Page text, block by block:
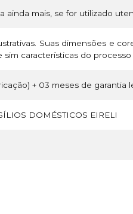
ainda mais, se for utilizado
Suas dimensões e
sim características do
+ 03 meses de garantia
DOMÉSTICOS EIRELI